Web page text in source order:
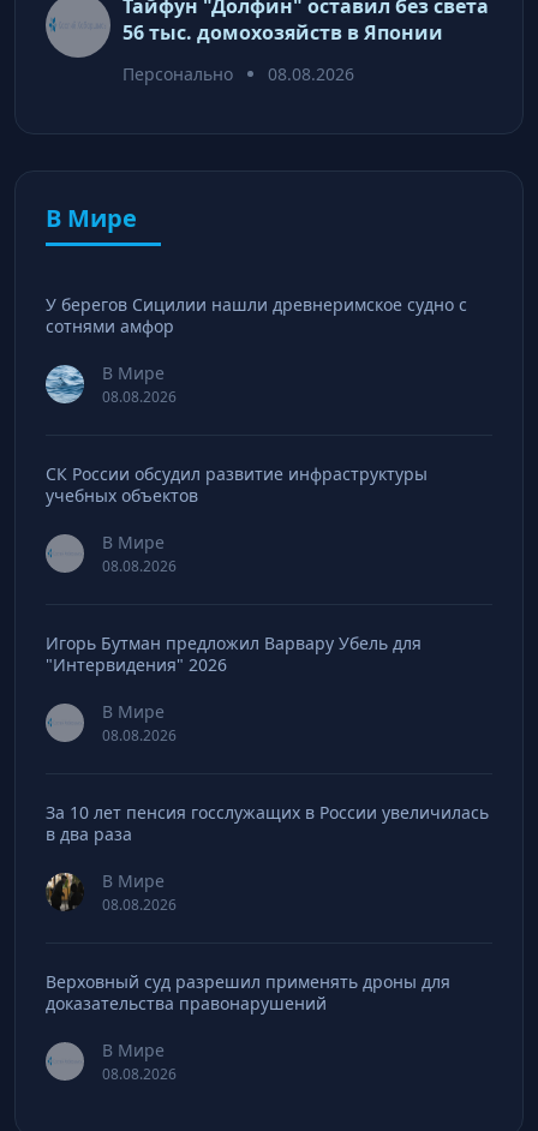
Тайфун "Долфин" оставил без света
56 тыс. домохозяйств в Японии
Персонально 08.08.2026
В Мире
У берегов Сицилии нашли древнеримское судно с
сотнями амфор
В Мире
08.08.2026
СК России обсудил развитие инфраструктуры
учебных объектов
В Мире
08.08.2026
Игорь Бутман предложил Варвару Убель для
"Интервидения" 2026
В Мире
08.08.2026
За 10 лет пенсия госслужащих в России увеличилась
в два раза
В Мире
08.08.2026
Верховный суд разрешил применять дроны для
доказательства правонарушений
В Мире
08.08.2026